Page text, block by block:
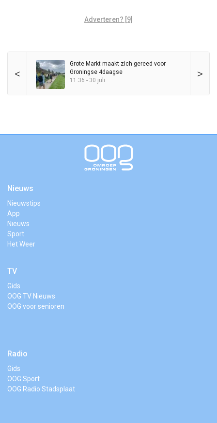
Adverteren? [9]
< >
Grote Markt maakt zich gereed voor
Groningse 4daagse
11:36 - 30 juli
Nieuws
Nieuwstips
App
Nieuws
Sport
Het Weer
TV
Gids
OOG TV Nieuws
OOG voor senioren
Radio
Gids
OOG Sport
OOG Radio Stadsplaat